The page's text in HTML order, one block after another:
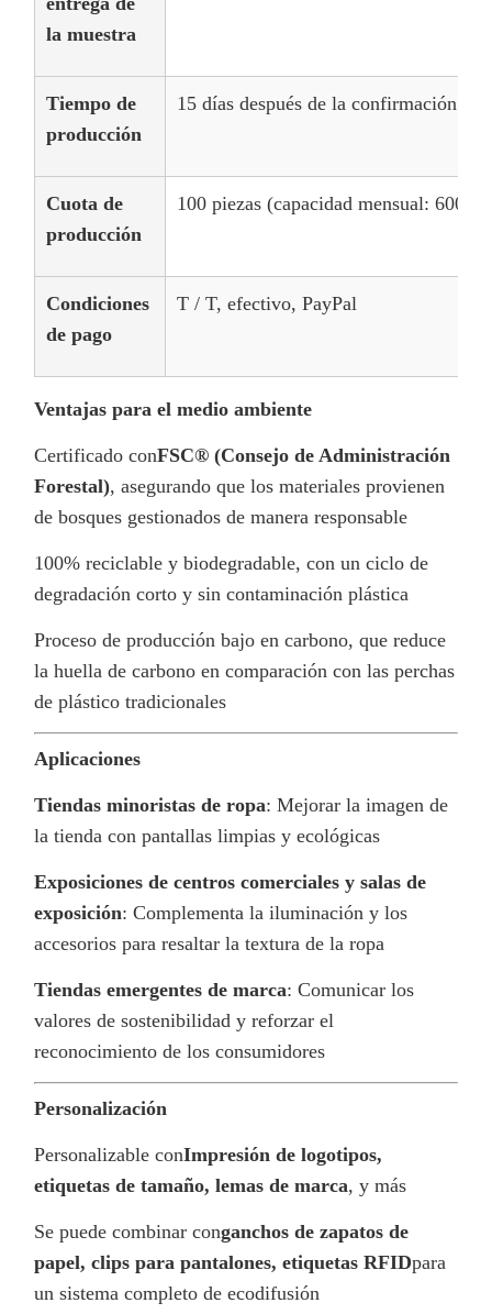
la muestra
Tiempo de
producción
15 días después de la confirmación de
Cuota de
producción
100 piezas (capacidad mensual:
Condiciones
de pago
T / T, efectivo, PayPal
Ventajas para el medio ambiente
Certificado conFSC® (Consejo de Administración
Forestal), asegurando que los materiales provienen
de bosques gestionados de manera responsable
100% reciclable y biodegradable, con un ciclo de
degradación corto y sin contaminación plástica
Proceso de producción bajo en carbono, que reduce
la huella de carbono en comparación con las perchas
de plástico tradicionales
Aplicaciones
Tiendas minoristas de ropa: Mejorar la imagen de
la tienda con pantallas limpias y ecológicas
Exposiciones de centros comerciales y salas de
exposición: Complementa la iluminación y los
accesorios para resaltar la textura de la ropa
Tiendas emergentes de marca: Comunicar los
valores de sostenibilidad y reforzar el
reconocimiento de los consumidores
Personalización
Personalizable conImpresión de logotipos,
etiquetas de tamaño, lemas de marca, y más
Se puede combinar conganchos de zapatos de
papel, clips para pantalones, etiquetas RFIDpara
un sistema completo de ecodifusión